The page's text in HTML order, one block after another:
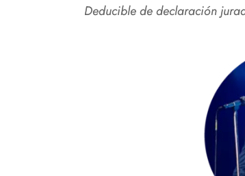
Deducible de declaración